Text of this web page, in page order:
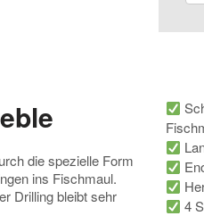
die spezielle Form
ins Fischmaul.
Drilling bleibt sehr
4